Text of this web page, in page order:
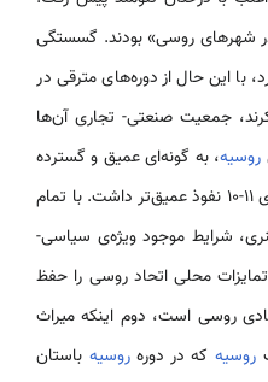
شهرهای روسی» بودند. گسستگی
با این حال از دوره‌های مترقی در
جمعیت صنعتی- تجاری آن‌ها
روسیه، به گونه‌ای عمیق و گسترده
توسعه می‌یابد: در عمران و گسترش آن نیروهای محلی وسیعی دست دارند، فرهنگ در توده مردم نسبت به قرن‌های 11-10 نفوذ عمیق‌تر داشت. با تمام
شرایط موجود ویژه‌ی سیاسی-
محلی اتحاد روسی را حفظ
روسی است، دوم اینکه میراث
روسیه که در دورهروسیه باستان